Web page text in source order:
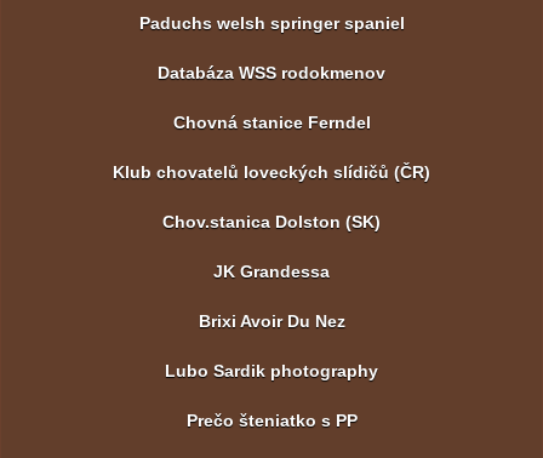
Paduchs welsh springer spaniel
Databáza WSS rodokmenov
Chovná stanice Ferndel
Klub chovatelů loveckých slídičů (ČR)
Chov.stanica Dolston (SK)
JK Grandessa
Brixi Avoir Du Nez
Lubo Sardik photography
Prečo šteniatko s PP